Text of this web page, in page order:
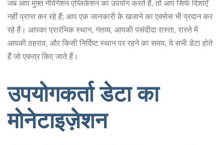
जब आप मुफ्त नेविगेशन एप्लिकेशन का उपयोग करते हैं, तो आप सिर्फ दिशाएँ
नहीं प्राप्त कर रहे हैं; आप एक जानकारी के खजाने का एक्सेस भी प्रदान कर
रहे हैं। आपका प्रारंभिक स्थान, गंतव्य, आपकी पसंदीदा रास्ता, रास्ते में
आपकी ठहराव, और किसी निर्दिष्ट स्थान पर रहने का समय, ये सभी डेटा होते
हैं जो एकत्र किए जाते हैं।
उपयोगकर्ता डेटा का
मोनेटाइज़ेशन